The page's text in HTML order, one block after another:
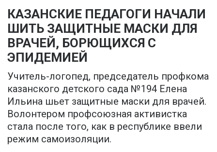
КАЗАНСКИЕ ПЕДАГОГИ НАЧАЛИ
ШИТЬ ЗАЩИТНЫЕ МАСКИ ДЛЯ
ВРАЧЕЙ, БОРЮЩИХСЯ С
ЭПИДЕМИЕЙ
Учитель-логопед, председатель профкома
казанского детского сада №194 Елена
Ильина шьет защитные маски для врачей.
Волонтером профсоюзная активистка
стала после того, как в республике ввели
режим самоизоляции.